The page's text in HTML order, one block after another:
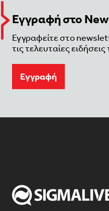
Εγγραφή στο
Εγγραφείτε στο
τις τελευταίες
Eγγραφή